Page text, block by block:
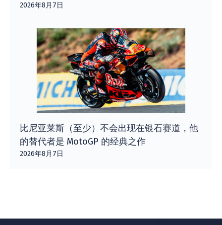
2026年8月7日
比尼亚莱斯（至少）不会出现在银石赛道，他
的替代者是 MotoGP 的经典之作
2026年8月7日